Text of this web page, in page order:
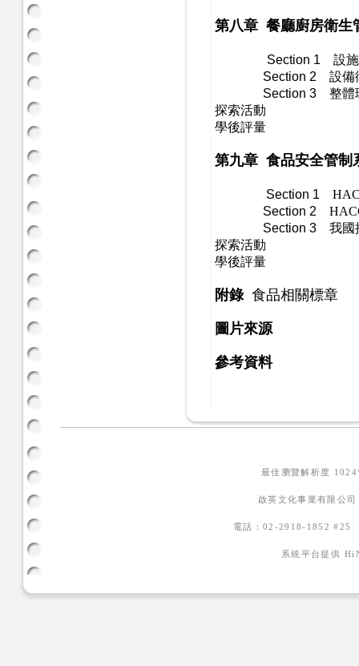
第八章 餐廳廚房衛生
Section 1 設施
Section 2 設備
Section 3 整體
探索活動
​學後評量
第九章 食品安全管制
Section 1
Section 2
Section 3 我國
探索活動
​學後評量
附錄 食品相關標章
圖片來源
參考資料
最佳瀏覽解析度
啟英文化事業有限公
電話：02-2918-1852
系統平台提供